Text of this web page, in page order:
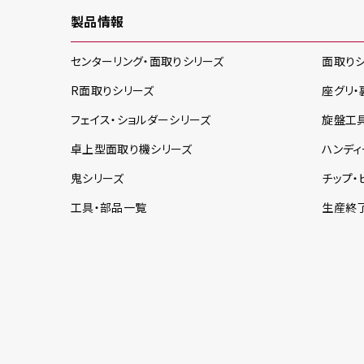
製品情報
センターリング・面取り シリーズ 面取り
R面取りシリーズ
座グリ
フェイス・ショルダーシリーズ
旋盤工
卓上型面取り機シリーズ
ハンデ
鬼シリーズ
チップ
工具・部品一覧
生産終